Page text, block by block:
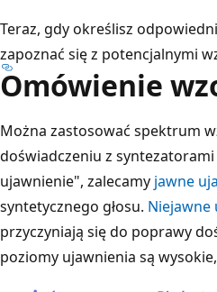
Teraz, gdy określisz
zapoznać się z potencjalnymi
Omówienie
Można zastosować spektrum
doświadczeniu z syntezatorami
ujawnienie", zalecamy jawne
syntetycznego głosu. Niejawne
przyczyniają się do poprawy
poziomy ujawnienia są